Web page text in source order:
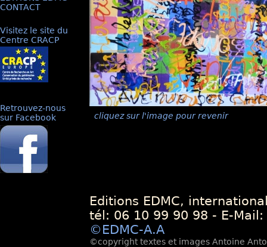
CONTACT
Visitez le site du
Centre CRACP
Retrouvez-nous
sur Facebook
cliquez sur l'image pour revenir
Editions EDMC,
tél: 06 10 99 90 98 - E-Mail:
©EDMC-A.A
©copyright textes et images Antoine